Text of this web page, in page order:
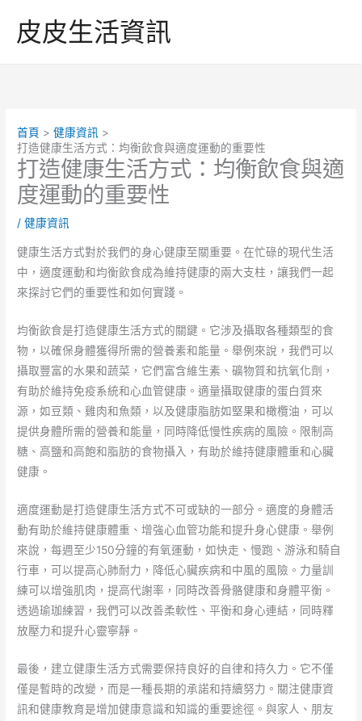
皮皮生活資訊
首頁
健康資訊
打造健康生活方式：均衡飲食與適度運動的重要性
打造健康生活方式：均衡飲食與適
度運動的重要性
/健康資訊
健康生活方式對於我們的身心健康至關重要。在忙碌的現代生活
中，適度運動和均衡飲食成為維持健康的兩大支柱，讓我們一起
來探討它們的重要性和如何實踐。
均衡飲食是打造健康生活方式的關鍵。它涉及攝取各種類型的食
物，以確保身體獲得所需的營養素和能量。舉例來說，我們可以
攝取豐富的水果和蔬菜，它們富含維生素、礦物質和抗氧化劑，
有助於維持免疫系統和心血管健康。適量攝取健康的蛋白質來
源，如豆類、雞肉和魚類，以及健康脂肪如堅果和橄欖油，可以
提供身體所需的營養和能量，同時降低慢性疾病的風險。限制高
糖、高鹽和高飽和脂肪的食物攝入，有助於維持健康體重和心臟
健康。
適度運動是打造健康生活方式不可或缺的一部分。適度的身體活
動有助於維持健康體重、增強心血管功能和提升身心健康。舉例
來說，每週至少150分鐘的有氧運動，如快走、慢跑、游泳和騎自
行車，可以提高心肺耐力，降低心臟疾病和中風的風險。力量訓
練可以增強肌肉，提高代謝率，同時改善骨骼健康和身體平衡。
透過瑜珈練習，我們可以改善柔軟性、平衡和身心連結，同時釋
放壓力和提升心靈寧靜。
最後，建立健康生活方式需要保持良好的自律和持久力。它不僅
僅是暫時的改變，而是一種長期的承諾和持續努力。關注健康資
訊和健康教育是增加健康意識和知識的重要途徑。與家人、朋友